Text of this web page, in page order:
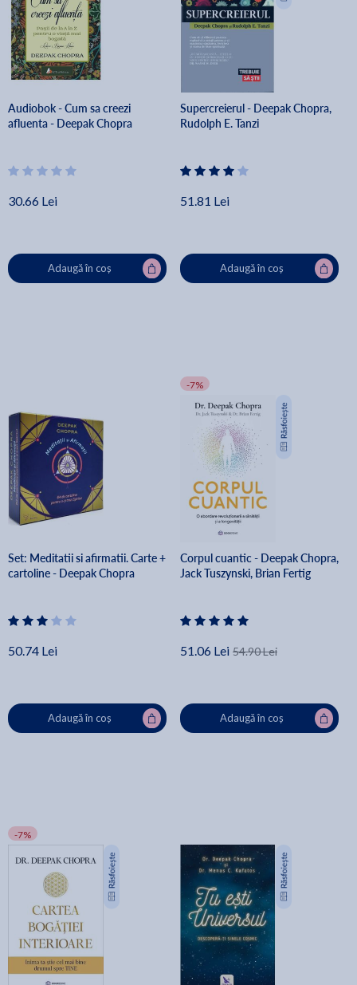
Audiobok - Cum sa creezi
afluenta - Deepak Chopra
30.66 Lei
Adaugă în coș
Supercreierul - Deepak Chopra,
Rudolph E. Tanzi
51.81 Lei
Adaugă în coș
Set: Meditatii si afirmatii. Carte +
cartoline - Deepak Chopra
50.74 Lei
Adaugă în coș
-7%
Corpul cuantic - Deepak Chopra,
Jack Tuszynski, Brian Fertig
51.06 Lei 54.90 Lei
Adaugă în coș
-7%